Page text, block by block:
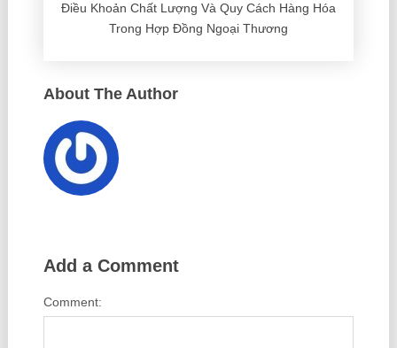
Điều Khoản Chất Lượng Và Quy Cách Hàng Hóa
Trong Hợp Đồng Ngoại Thương
About The Author
Add a Comment
Comment: